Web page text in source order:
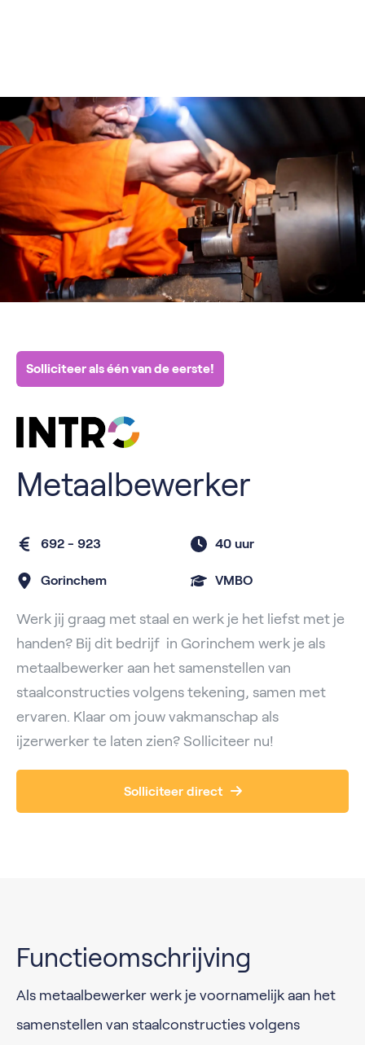
Solliciteer als één van de eerste!
Metaalbewerker
692 - 923 40 uur
Gorinchem VMBO
Werk jij graag met staal en werk je het liefst met je
handen? Bij dit bedrijf in Gorinchem werk je als
metaalbewerker aan het samenstellen van
staalconstructies volgens tekening, samen met
ervaren. Klaar om jouw vakmanschap als
ijzerwerker te laten zien? Solliciteer nu!
Solliciteer direct
Functieomschrijving
Als metaalbewerker werk je voornamelijk aan het
samenstellen van staalconstructies volgens